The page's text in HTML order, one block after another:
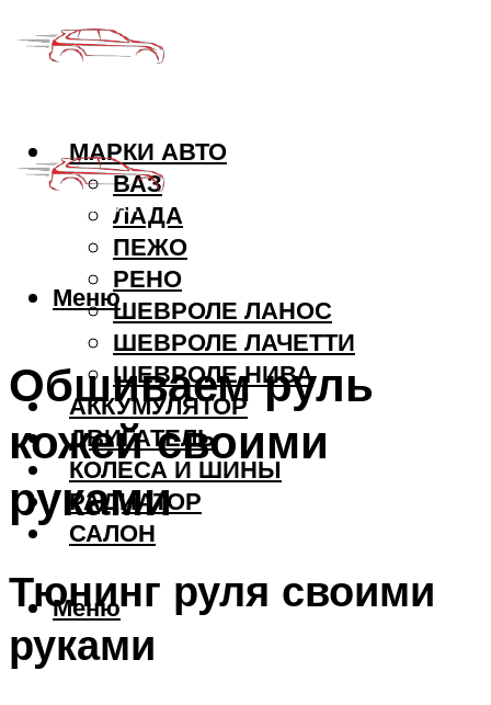
МАРКИ АВТО
ВАЗ
ЛАДА
ПЕЖО
РЕНО
ШЕВРОЛЕ ЛАНОС
ШЕВРОЛЕ ЛАЧЕТТИ
ШЕВРОЛЕ НИВА
АККУМУЛЯТОР
ДВИГАТЕЛЬ
КОЛЕСА И ШИНЫ
РАДИАТОР
САЛОН
Меню
Меню
Обшиваем руль
кожей своими
руками
Тюнинг руля своими
руками